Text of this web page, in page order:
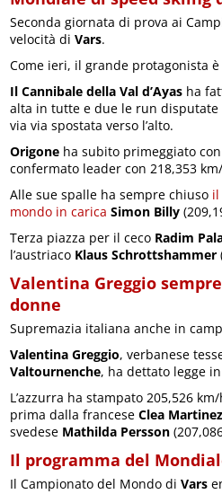
Seconda giornata di prova ai
velocità diVars.
Come ieri, il grande protagonista
Il Cannibale della Val d’Ayas ha
alta in tutte e due le run disputate
via via spostata verso l’alto.
Origone ha subito primeggiato
confermato leader con 218,353
Alle sue spalle ha sempre chiuso il
mondo in carica Simon Billy
Terza piazza per il ceco Radim
l’austriaco Klaus Schrottshammer
Valentina Greggio
donne
Supremazia italiana anche in
Valentina Greggio, verbanese
Valtournenche, ha dettato legge
L’azzurra ha stampato 205,526
prima dalla franceseClea Martinez
svedese Mathilda Persson
Il programma del
Il Campionato del Mondo diVars